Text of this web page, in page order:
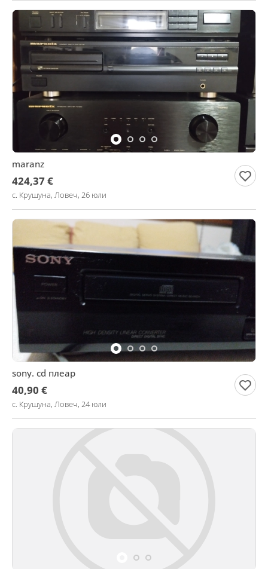
maranz
424,37 €
с. Крушуна, Ловеч, 26 юли
sony. cd плеар
40,90 €
с. Крушуна, Ловеч, 24 юли